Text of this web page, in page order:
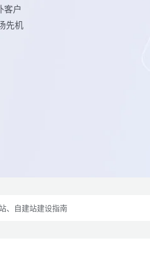
客户
先机
、自建站建设指南